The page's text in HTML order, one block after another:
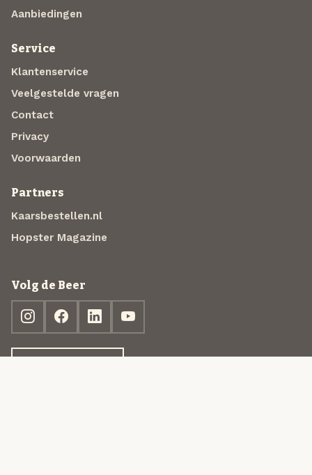
Aanbiedingen
Service
Klantenservice
Veelgestelde vragen
Contact
Privacy
Voorwaarden
Partners
Kaarsbestellen.nl
Hopster Magazine
Volg de Beer